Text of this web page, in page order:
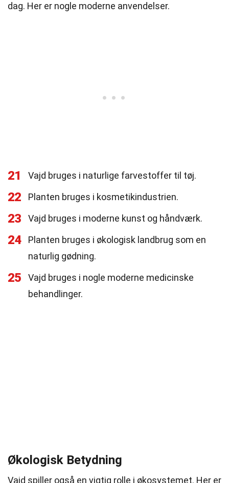
dag. Her er nogle moderne anvendelser.
21 Vajd bruges i naturlige farvestoffer til tøj.
22 Planten bruges i kosmetikindustrien.
23 Vajd bruges i moderne kunst og håndværk.
24
Planten bruges i økologisk landbrug som en
naturlig gødning.
25
Vajd bruges i nogle moderne medicinske
behandlinger.
Økologisk Betydning
Vajd spiller også en vigtig rolle i økosystemet. Her er